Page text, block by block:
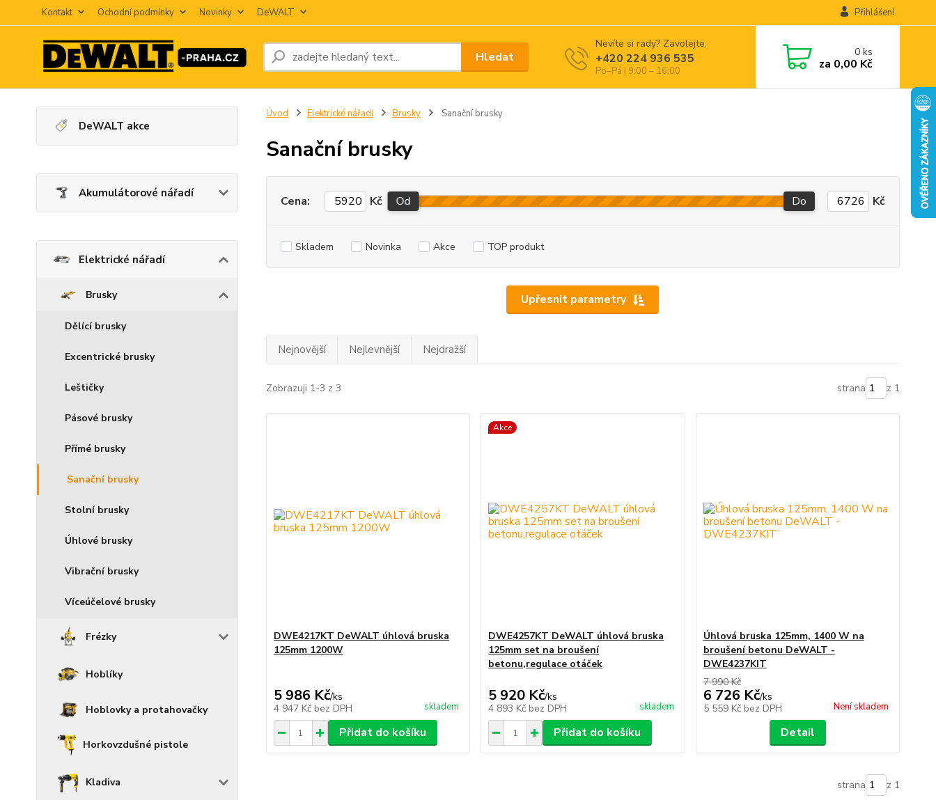
Kontakt Ochodní podmínky Novinky DeWALT Přihlášení
Hledat
Nevíte si rady? Zavolejte.
+420 224 936 535
Po–Pá | 9:00 – 16:00
0ks
za 0,00 Kč
DeWALT akce
Akumulátorové nářadí
Elektrické nářadí
Brusky
Dělící brusky
Excentrické brusky
Leštičky
Pásové brusky
Přímé brusky
Sanační brusky
Stolní brusky
Úhlové brusky
Vibrační brusky
Víceúčelové brusky
Frézky
Hoblíky
Hoblovky a protahovačky
Horkovzdušné pistole
Kladiva
Úvod Elektrické nářadí Brusky Sanační brusky
Sanační brusky
Upřesnit parametry
Cena: Kč Od Do Kč
Skladem Novinka Akce TOP produkt
Nejnovější Nejlevnější Nejdražší
Zobrazuji 1-3 z 3 strana z 1
DWE4217KT DeWALT úhlová bruska
125mm 1200W
5 986 Kč/ks
4 947 Kč bez DPH skladem
Přidat do košíku
Akce
DWE4257KT DeWALT úhlová bruska
125mm set na broušení
betonu,regulace otáček
5 920 Kč/ks
4 893 Kč bez DPH skladem
Přidat do košíku
Úhlová bruska 125mm, 1400 W na
broušení betonu DeWALT -
DWE4237KIT
7 990 Kč
6 726 Kč/ks
5 559 Kč bez DPH Není skladem
Detail
strana z 1